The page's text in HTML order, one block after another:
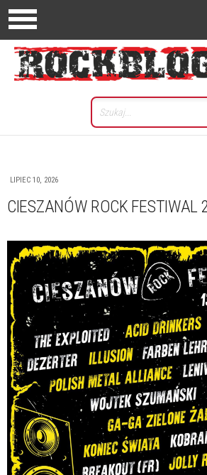
LIPIEC 10, 2026
CIESZANÓW ROCK FESTIWAL